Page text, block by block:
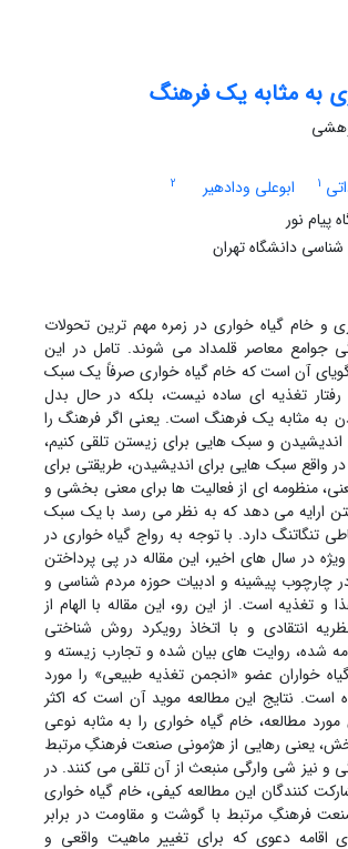
به مثابه یک فرهنگ
1 ابوعلی ودادهیر
2
پیام نور
شناسی دانشگاه تهران
و خام گیاه خواری در زمره مهم ترین تحولات
جوامع معاصر قلمداد می شوند. تامل در این
آن است که خام گیاه خواری صرفاً یک سبک
رفتار تغذیه ای ساده نیست، بلکه در حال بدل
به مثابه یک فرهنگ است. یعنی اگر فرهنگ را
اندیشیدن و سبک هایی برای زیستن تلقی کنیم،
واقع سبک هایی برای اندیشیدن، طریقتی برای
منظومه ای از فعالیت ها برای معنی بخشی و
ارایه می دهد که به نظر می رسد با یک سبک
تنگاتنگ دارد. با توجه به رواج گیاه خواری در
ویژه در سال های اخیر، این مقاله در پی پرداختن
چارچوب پیشینه و ادبیات حوزه مردم شناسی و
و تغذیه است. از این رو، این مقاله با الهام از
انتقادی و با اتخاذ رویکرد روش شناختی
شده، روایت های بیان شده و تجارب زیسته و
خواران عضو «انجمن تغذیه طبیعی» را مورد
است. نتایج این مطالعه موید آن است که اکثر
مورد مطالعه، خام گیاه خواری را به مثابه نوعی
یعنی رهایی از هژمونی صنعت فرهنگِ مرتبط
و نیز شی وارگی منبعث از آن تلقی می کنند. در
کنندگان این مطالعه کیفی، خام گیاه خواری
فرهنگِ مرتبط با گوشت و مقاومت در برابر
اقامه دعوی که برای تغییر ماهیت واقعی و